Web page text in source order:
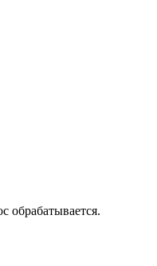
обрабатывается.